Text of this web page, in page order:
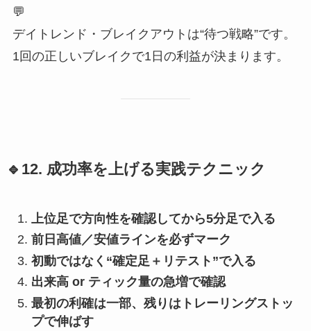
💬
デイトレンド・ブレイクアウトは“待つ戦略”です。
1回の正しいブレイクで1日の利益が決まります。
🔹12. 成功率を上げる実践テクニック
上位足で方向性を確認してから5分足で入る
前日高値／安値ラインを必ずマーク
初動ではなく“確定足＋リテスト”で入る
出来高 or ティック量の急増で確認
最初の利確は一部、残りはトレーリングストッ
プで伸ばす